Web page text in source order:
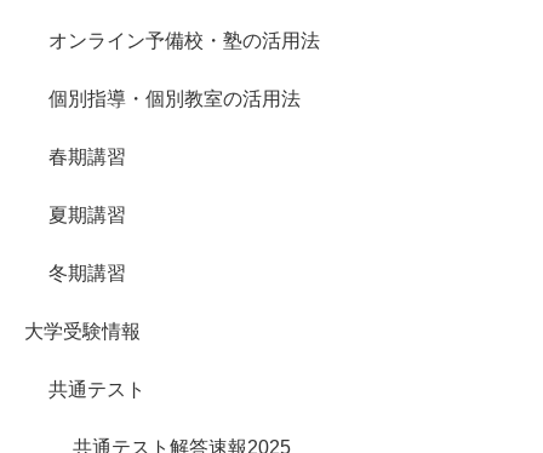
オンライン予備校・塾の活用法
個別指導・個別教室の活用法
春期講習
夏期講習
冬期講習
大学受験情報
共通テスト
共通テスト解答速報2025